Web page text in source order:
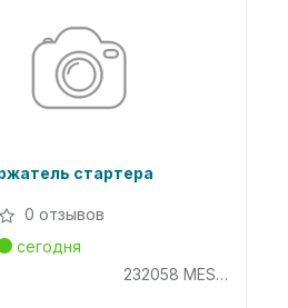
стартера
0 отзывов
сегодня
232058 MESSMER